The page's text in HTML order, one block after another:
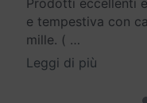
Prodotti eccellenti
e tempestiva con
mille. ( …
Leggi di più